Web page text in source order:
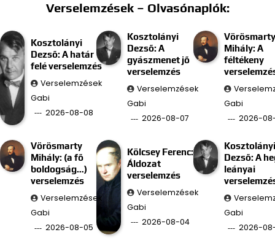
Verselemzések – Olvasónaplók:
Kosztolányi
Dezső: A határ
felé verselemzés
Verselemzések
Gabi
2026-08-08
Kosztolányi
Dezső: A
gyászmenet jő
verselemzés
Verselemzések
Gabi
2026-08-07
Vörösmarty
Mihály: A
féltékeny
Gabi
2026-
Vörösmarty
Mihály: (a fő
boldogság…)
verselemzés
Verselemzések
Gabi
2026-08-05
Kölcsey Ferenc:
Áldozat
verselemzés
Verselemzések
Gabi
2026-08-04
Kosztolányi
Dezső: A
leányai
Gabi
2026-